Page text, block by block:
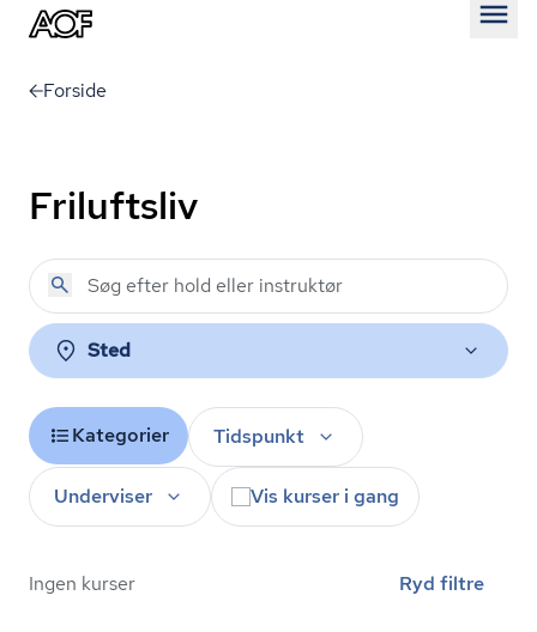
Forside
Friluftsliv
Sted
Kategorier Tidspunkt
Underviser Vis kurser i gang
Ingen kurser Ryd filtre